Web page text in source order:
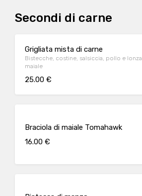
Secondi di carne
Grigliata mista di carne
Bistecche, costine, salsiccia, pollo e lonza
maiale
25.00 €
Braciola di maiale Tomahawk
16.00 €